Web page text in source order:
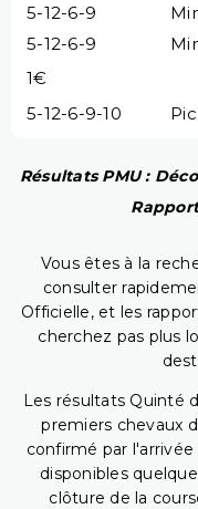
5-12-6-9
5-12-6-9
1€
5-12-6-9-10
Résultats PMU :
Vous êtes à la
consulter
Officielle, et les
cherchez pas plus
Les résultats Quinté
premiers chevaux
confirmé par
disponibles
clôture de la